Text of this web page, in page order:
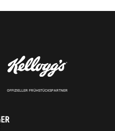
OFFIZIELLER FRÜHSTÜCKSPARTNER